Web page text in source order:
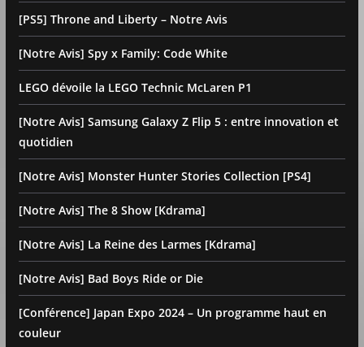
[PS5] Throne and Liberty – Notre Avis
[Notre Avis] Spy x Family: Code White
LEGO dévoile la LEGO Technic McLaren P1
[Notre Avis] Samsung Galaxy Z Flip 5 : entre innovation et
quotidien
[Notre Avis] Monster Hunter Stories Collection [PS4]
[Notre Avis] The 8 Show [Kdrama]
[Notre Avis] La Reine des Larmes [Kdrama]
[Notre Avis] Bad Boys Ride or Die
[Conférence] Japan Expo 2024 – Un programme haut en
couleur